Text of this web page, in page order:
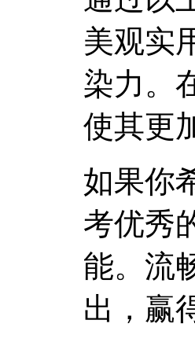
美观实
染力。
使其更
如果你
考优秀
能。流
出，赢